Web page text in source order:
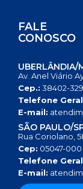
FALE
CONOSCO
UBERLÂNDIA/
Av. Anel Viário
Cep.: 38402-329
Telefone
E-mail:
SÃO PAULO/
Rua Coriolano,
Cep: 05047-000
Telefone
E-mail: